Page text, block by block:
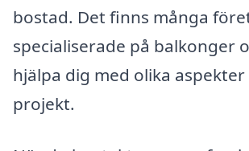
bostad. Det finns många
specialiserade på balkonger
hjälpa dig med olika
projekt.